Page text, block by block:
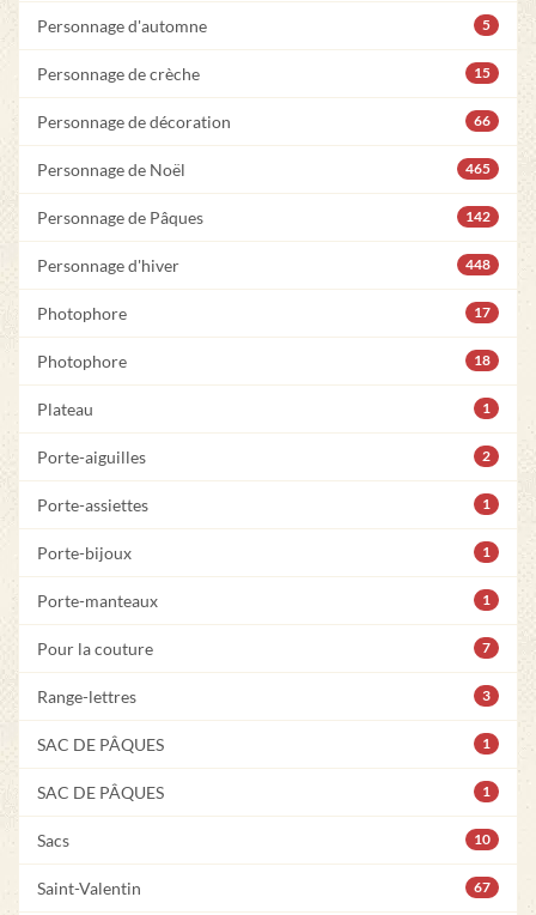
Personnage d'automne 5
Personnage de crèche 15
Personnage de décoration 66
Personnage de Noël 465
Personnage de Pâques 142
Personnage d'hiver 448
Photophore 17
Photophore 18
Plateau 1
Porte-aiguilles 2
Porte-assiettes 1
Porte-bijoux 1
Porte-manteaux 1
Pour la couture 7
Range-lettres 3
SAC DE PÂQUES 1
SAC DE PÂQUES 1
Sacs 10
Saint-Valentin 67